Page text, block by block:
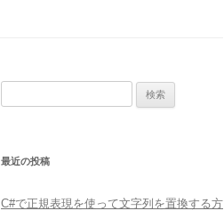
最近の投稿
C#で正規表現を使って文字列を置換する方